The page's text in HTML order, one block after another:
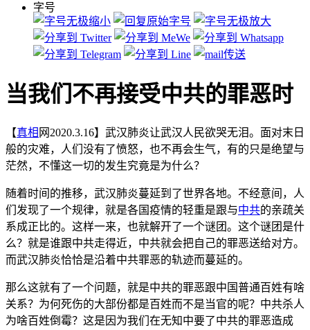
字号
当我们不再接受中共的罪恶时
【真相 网2020.3.16】武汉肺炎让武汉人民欲哭无泪。面对末日
般的灾难，人们没有了愤怒，也不再会生气，有的只是绝望与
茫然，不懂这一切的发生究竟是为什么？
随着时间的推移，武汉肺炎蔓延到了世界各地。不经意间，人
们发现了一个规律，就是各国疫情的轻重是跟与中共的亲疏关
系成正比的。这样一来，也就解开了一个谜团。这个谜团是什
么？就是谁跟中共走得近，中共就会把自己的罪恶送给对方。
而武汉肺炎恰恰是沿着中共罪恶的轨迹而蔓延的。
那么这就有了一个问题，就是中共的罪恶跟中国普通百姓有啥
关系？为何死伤的大部份都是百姓而不是当官的呢？中共杀人
为啥百姓倒霉？这是因为我们在无知中要了中共的罪恶造成